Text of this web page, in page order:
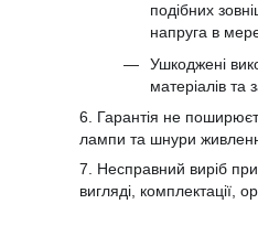
подібних
напруга в
Ушкоджені
матеріалів та
6. Гарантія не
лампи та шнури
7. Несправний виріб
вигляді, комплектації,